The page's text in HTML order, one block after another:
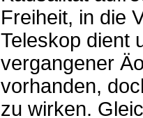
Freiheit, in die
Teleskop dient
vergangener
vorhanden,
zu wirken.